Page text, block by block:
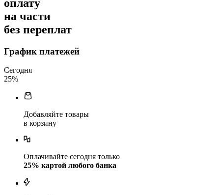
оплату
на части
без переплат
График платежей
Сегодня
25%
Добавляйте товары
в корзину
Оплачивайте сегодня только
25% картой любого банка